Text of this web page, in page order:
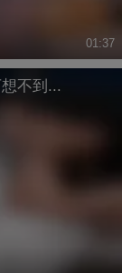
01:37
不到...